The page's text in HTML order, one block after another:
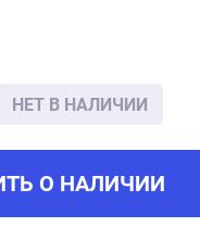
НЕТ В НАЛИЧИИ
О НАЛИЧИИ